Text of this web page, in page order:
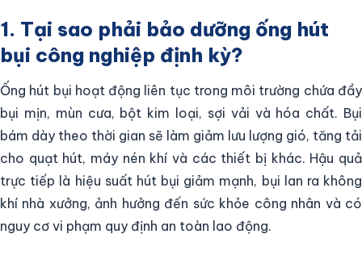
1. Tại sao phải bảo dưỡng ống hút
bụi công nghiệp định kỳ?
Ống hút bụi hoạt động liên tục trong môi trường chứa đầy
bụi mịn, mùn cưa, bột kim loại, sợi vải và hóa chất. Bụi
bám dày theo thời gian sẽ làm giảm lưu lượng gió, tăng tải
cho quạt hút, máy nén khí và các thiết bị khác. Hậu quả
trực tiếp là hiệu suất hút bụi giảm mạnh, bụi lan ra không
khí nhà xưởng, ảnh hưởng đến sức khỏe công nhân và có
nguy cơ vi phạm quy định an toàn lao động.